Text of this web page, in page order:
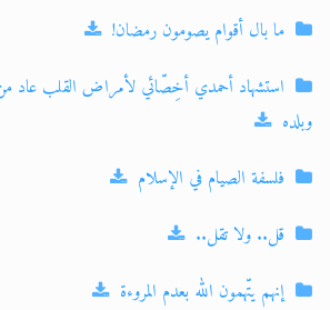
ما بال أقوام يصومون رمضان!
استشهاد أحمدي أخِصّائي لأمراض القلب عاد
وبلده
فلسفة الصيام في الإسلام
قل.. ولا تقل..
إنهم يتّهمون الله بعدم المروءة